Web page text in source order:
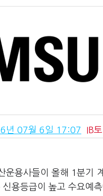
년 07월 6일 17:07 IB
운용사들이 올해 1분기
용등급이 높고 수요예